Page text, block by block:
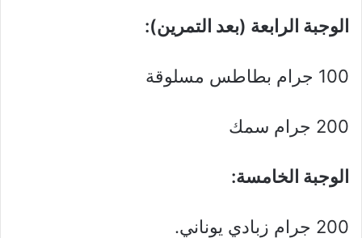
الوجبة الرابعة (بعد التمرين):
100 جرام بطاطس مسلوقة
200 جرام سمك
الوجبة الخامسة:
200 جرام زبادي يوناني.